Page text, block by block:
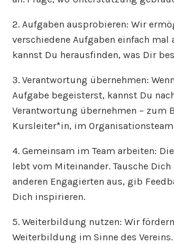
2. Aufgaben ausprobieren: Wir
verschiedene Aufgaben einfach mal
kannst Du herausfinden, was Dir
3. Verantwortung übernehmen:
Aufgabe begeisterst, kannst Du
Verantwortung übernehmen – zum
Kursleiter*in, im
4. Gemeinsam im Team arbeiten:
lebt vom Miteinander. Tausche
anderen Engagierten aus, gib
Dich inspirieren.
5. Weiterbildung nutzen: Wir
Weiterbildung im Sinne des